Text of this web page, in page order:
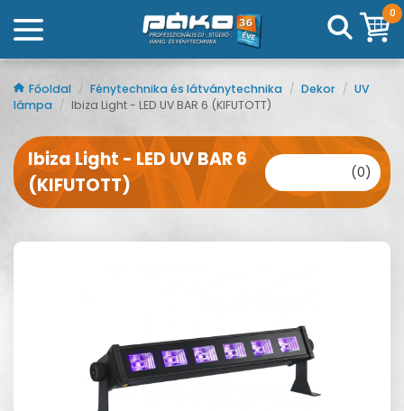
0
Főoldal / Fénytechnika és látványtechnika / Dekor / UV
lámpa / Ibiza Light - LED UV BAR 6 (KIFUTOTT)
Ibiza Light - LED UV BAR 6
(KIFUTOTT)
(0)